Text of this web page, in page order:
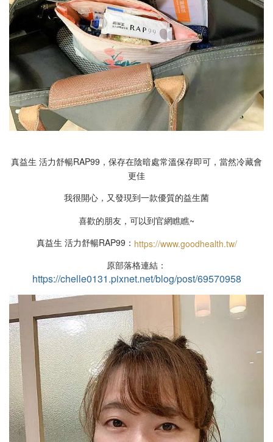
真益生 活力舒暢RAP99，保存在陰暗處常溫保存即可，當然冷藏會
更佳
我很開心，又發現到一款優質的益生菌
喜歡的朋友，可以到官網瞧瞧~
真益生 活力舒暢RAP99： https://www.goodhealth.tw/
原部落格連結：
https://chelle0131.pixnet.net/blog/post/69570958